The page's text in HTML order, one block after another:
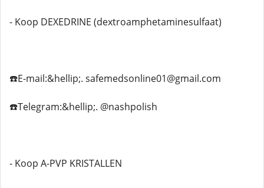
- Koop DEXEDRINE (dextroamphetaminesulfaat)
☎️E-mail:&hellip;. safemedsonline01@gmail.com
☎️Telegram:&hellip;. @nashpolish
- Koop A-PVP KRISTALLEN